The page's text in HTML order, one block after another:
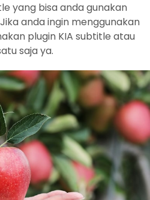
yang bisa anda gunakan
anda ingin menggunakan
plugin KIA subtitle atau
saja ya.